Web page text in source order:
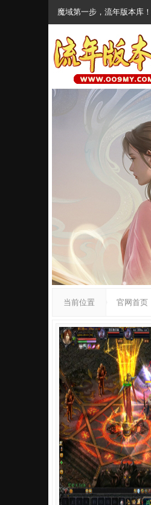
魔域第一步，流年版本库
当前位置 官网首页